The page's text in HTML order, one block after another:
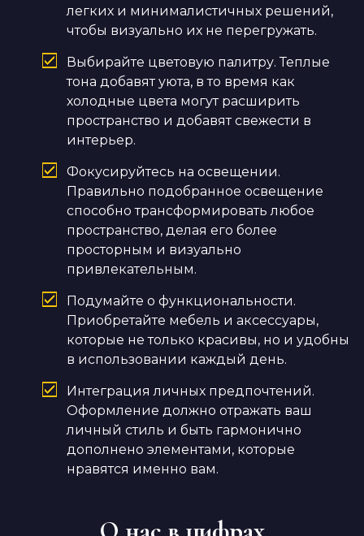
легких и минималистичных решений,
чтобы визуально их не перегружать.
Выбирайте цветовую палитру. Теплые
тона добавят уюта, в то время как
холодные цвета могут расширить
пространство и добавят свежести в
интерьер.
Фокусируйтесь на освещении.
Правильно подобранное освещение
способно трансформировать любое
пространство, делая его более
просторным и визуально
привлекательным.
Подумайте о функциональности.
Приобретайте мебель и аксессуары,
которые не только красивы, но и удобны
в использовании каждый день.
Интеграция личных предпочтений.
Оформление должно отражать ваш
личный стиль и быть гармонично
дополнено элементами, которые
нравятся именно вам.